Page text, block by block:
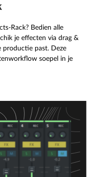
Rack? Bedien alle
je effecten via drag &
productie past. Deze
soepel in je